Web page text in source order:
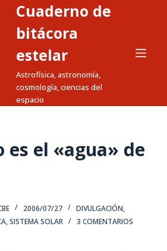
Cuaderno de
bitácora
estelar
Astrofísica, astronomía,
cosmología, ciencias del
espacio
es el «agua» de
2006/07/27 DIVULGACIÓN,
,SISTEMA SOLAR 3 COMENTARIOS